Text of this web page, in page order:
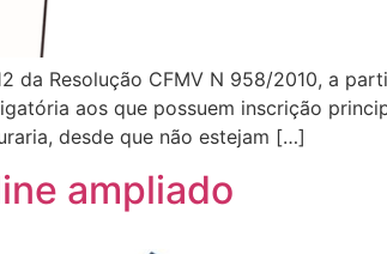
da Resolução CFMV N 958/2010, a
aos que possuem inscrição
desde que não estejam […]
ampliado